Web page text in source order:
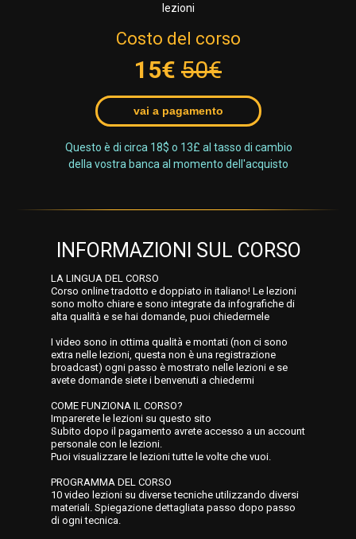
lezioni
Questo è di circa 18$ o 13£ al tasso di cambio
della vostra banca al momento dell'acquisto
Costo del corso
15€ 50€
vai a pagamento
LA LINGUA DEL CORSO
Corso online tradotto e doppiato in italiano! Le lezioni
sono molto chiare e sono integrate da infografiche di
alta qualità e se hai domande, puoi chiedermele
I video sono in ottima qualità e montati (non ci sono
extra nelle lezioni, questa non è una registrazione
broadcast) ogni passo è mostrato nelle lezioni e se
avete domande siete i benvenuti a chiedermi
COME FUNZIONA IL CORSO?
Imparerete le lezioni su questo sito
Subito dopo il pagamento avrete accesso a un account
personale con le lezioni.
Puoi visualizzare le lezioni tutte le volte che vuoi.
PROGRAMMA DEL CORSO
10 video lezioni su diverse tecniche utilizzando diversi
materiali. Spiegazione dettagliata passo dopo passo
di ogni tecnica.
INFORMAZIONI SUL CORSO